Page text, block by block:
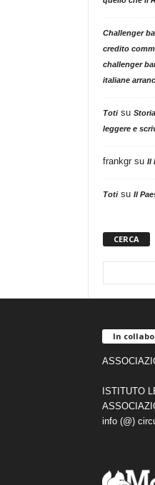
Challenger
credito
challenger
italiane
Totisu
leggere e
frankgrsu Il
Totisu Il
CERCA
In
ISTITUTO
info (@)